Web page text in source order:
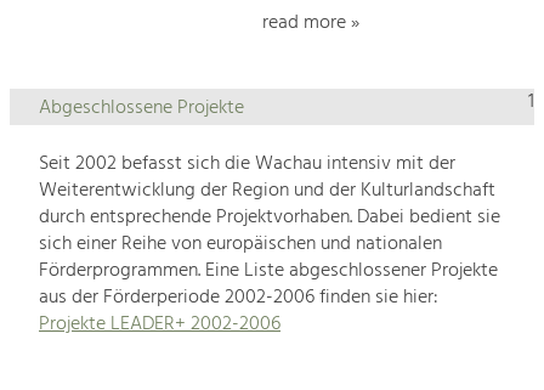
read more »
1
Abgeschlossene Projekte
Seit 2002 befasst sich die Wachau intensiv mit der
Weiterentwicklung der Region und der Kulturlandschaft
durch entsprechende Projektvorhaben. Dabei bedient sie
sich einer Reihe von europäischen und nationalen
Förderprogrammen. Eine Liste abgeschlossener Projekte
aus der Förderperiode 2002-2006 finden sie hier:
Projekte LEADER+ 2002-2006